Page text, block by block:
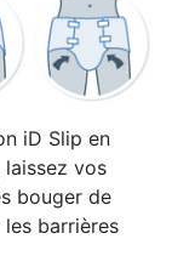
iD Slip en
laissez vos
bouger de
barrières